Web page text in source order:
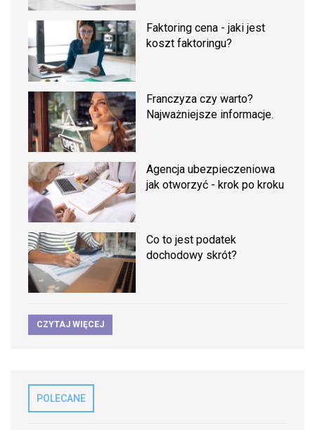
Faktoring cena - jaki jest
koszt faktoringu?
Franczyza czy warto?
Najważniejsze informacje.
Agencja ubezpieczeniowa
jak otworzyć - krok po kroku
Co to jest podatek
dochodowy skrót?
CZYTAJ WIĘCEJ
POLECANE